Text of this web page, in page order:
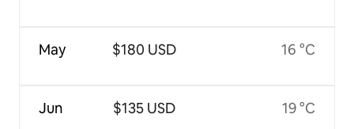
May
Jun
$180 USD
$135 USD
16 °C
19 °C